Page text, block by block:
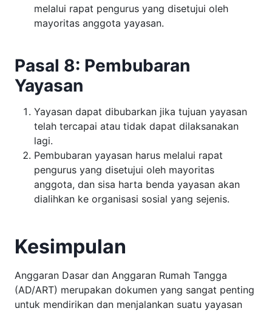
melalui rapat pengurus yang disetujui oleh
mayoritas anggota yayasan.
Pasal 8: Pembubaran
Yayasan
Yayasan dapat dibubarkan jika tujuan yayasan
telah tercapai atau tidak dapat dilaksanakan
lagi.
Pembubaran yayasan harus melalui rapat
pengurus yang disetujui oleh mayoritas
anggota, dan sisa harta benda yayasan akan
dialihkan ke organisasi sosial yang sejenis.
Kesimpulan
Anggaran Dasar dan Anggaran Rumah Tangga
(AD/ART) merupakan dokumen yang sangat penting
untuk mendirikan dan menjalankan suatu yayasan